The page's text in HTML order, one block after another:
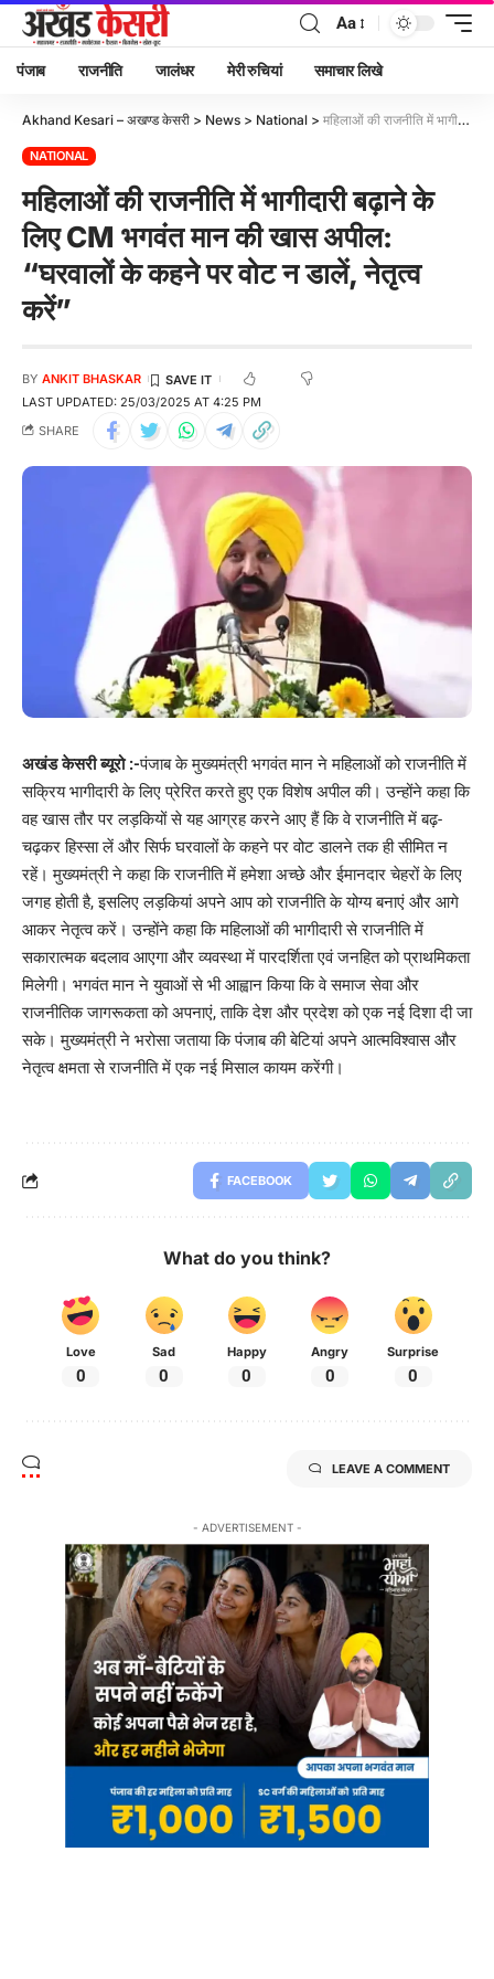
Aa
पंजाब राजनीति जालंधर मेरी रुचियां समाचार लिखे
Akhand Kesari – अखण्ड केसरी > News > National > महिलाओं की राजनीति में भागीदारी बढ़ाने के लिए CM भगवंत मान की खास अपील: “घरवालों के कहने पर वोट न डालें, नेतृत्व करें”
NATIONAL
महिलाओं की राजनीति में भागीदारी बढ़ाने के
लिए CM भगवंत मान की खास अपील:
“घरवालों के कहने पर वोट न डालें, नेतृत्व
करें”
LAST UPDATED: 25/03/2025 AT 4:25 PM
BY ANKIT BHASKAR
SHARE
अखंड केसरी ब्यूरो :-पंजाब के मुख्यमंत्री भगवंत मान ने महिलाओं को राजनीति में
सक्रिय भागीदारी के लिए प्रेरित करते हुए एक विशेष अपील की। उन्होंने कहा कि
वह खास तौर पर लड़कियों से यह आग्रह करने आए हैं कि वे राजनीति में बढ़-
चढ़कर हिस्सा लें और सिर्फ घरवालों के कहने पर वोट डालने तक ही सीमित न
रहें। मुख्यमंत्री ने कहा कि राजनीति में हमेशा अच्छे और ईमानदार चेहरों के लिए
जगह होती है, इसलिए लड़कियां अपने आप को राजनीति के योग्य बनाएं और आगे
आकर नेतृत्व करें। उन्होंने कहा कि महिलाओं की भागीदारी से राजनीति में
सकारात्मक बदलाव आएगा और व्यवस्था में पारदर्शिता एवं जनहित को प्राथमिकता
मिलेगी। भगवंत मान ने युवाओं से भी आह्वान किया कि वे समाज सेवा और
राजनीतिक जागरूकता को अपनाएं, ताकि देश और प्रदेश को एक नई दिशा दी जा
सके। मुख्यमंत्री ने भरोसा जताया कि पंजाब की बेटियां अपने आत्मविश्वास और
नेतृत्व क्षमता से राजनीति में एक नई मिसाल कायम करेंगी।
FACEBOOK
What do you think?
Love
0
Sad
0
Happy
0
Angry
0
Surprise
0
LEAVE A COMMENT
- ADVERTISEMENT -